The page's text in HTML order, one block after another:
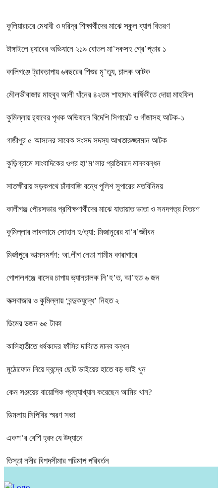
কুলিয়ারচরে মেধাবী ও দরিদ্র শিক্ষার্থীদের মাঝে স্কুল ব্যাগ বিতরণ
টাঙ্গাইলে র‍্যাবের অভিযানে ২১৯ বোতল মা’দকসহ গ্রে’প্তার ১
কালিগঞ্জে ট্রাকচাপায় ৬বছরের শিশুর মৃ’ত্যু, চালক আটক
মৌলভীবাজার মাহবুব আলী খাঁনের ৪২তম শাহাদাৎ বার্ষিকীতে দোয়া মাহফিল
কুমিল্লায় র‍্যাবের পৃথক অভিযানে বিদেশি সিগারেট ও গাঁজাসহ আটক-১
গাজীপুর ৫ আসনের সাবেক সংসদ সদস্য আখতারুজ্জামান আটক
কুড়িগ্রামে সাংবাদিকের ওপর হা’ম’লার প্রতিবাদে মানববন্ধন
সাতক্ষীরায় সড়কপথে চাঁদাবাজি বন্ধে পুলিশ সুপারের মতবিনিময়
কালীগঞ্জ পৌরসভার প্রশিক্ষণার্থীদের মাঝে যাতায়াত ভাতা ও সনদপত্র বিতরণ
কুমিল্লার লাকসামে সোহান হ/ত্যা: মিজানুরের যা’ব’জ্জীবন
মির্জাপুরে আত্মসমর্পণ: আ.লীগ নেতা শামীম কারাগারে
গোপালগঞ্জে বাসের চাপায় ভ্যানচালক নি’হ’ত, আ’হত ৬ জন
কক্সবাজার ও কুমিল্লায় ‘বন্দুকযুদ্ধে’ নিহত ২
ডিমের ডজন ৬৫ টাকা
কালিহাতীতে ধর্ষকদের ফাঁসির দাবিতে মানব বন্ধন
মুঠোফোন নিয়ে দ্বন্দ্বে ছোট ভাইয়ের হাতে বড় ভাই খুন
কেন সঞ্জয়ের বায়োপিক প্রত্যাখ্যান করেছেন আমির খান?
ডিমলায় সিপিবির স্মরণ সভা
একশ’র বেশি হ্রদ যে উদ্যানে
তিস্তা নদীর বিপদসীমার পরিমাপ পরিবর্তন